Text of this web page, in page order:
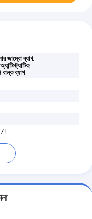
জাম্বো ব্যাগ,
,
ব্যাগ
T